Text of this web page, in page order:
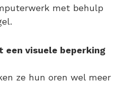
met behulp
een visuele beperking
ze hun oren wel meer